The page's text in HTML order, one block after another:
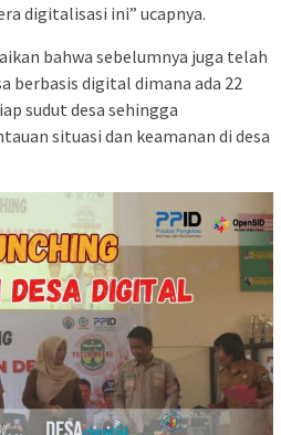
digitalisasi ini” ucapnya.
bahwa sebelumnya juga telah
berbasis digital dimana ada 22
sudut desa sehingga
situasi dan keamanan di desa